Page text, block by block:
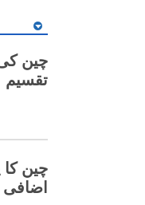
چین
تقسیم
اضافی